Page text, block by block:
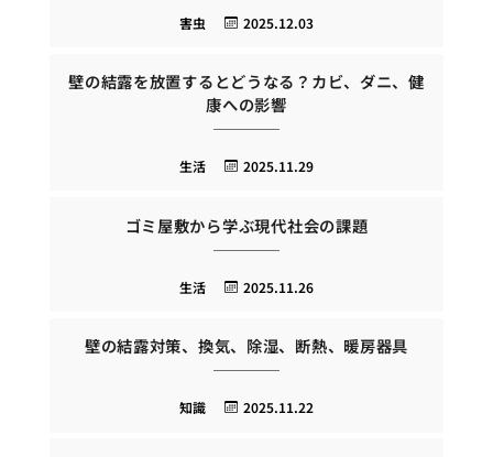
2025.12.03
害虫
壁の結露を放置するとどうなる？カビ、ダニ、健
康への影響
2025.11.29
生活
ゴミ屋敷から学ぶ現代社会の課題
2025.11.26
生活
壁の結露対策、換気、除湿、断熱、暖房器具
2025.11.22
知識